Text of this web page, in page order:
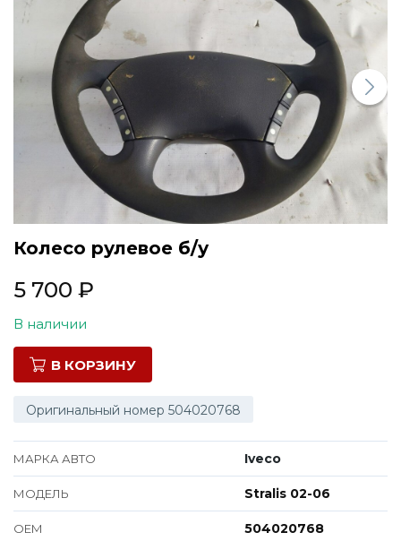
Все марки
Колесо рулевое б/у
5 700 ₽
В наличии
В КОРЗИНУ
Оригинальный номер 504020768
МАРКА АВТО Iveco
МОДЕЛЬ Stralis 02-06
ОЕМ 504020768